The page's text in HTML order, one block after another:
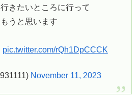
きたいところに行って
うと思います
pic.twitter.com/rQh1DpCCCK
November 11, 2023